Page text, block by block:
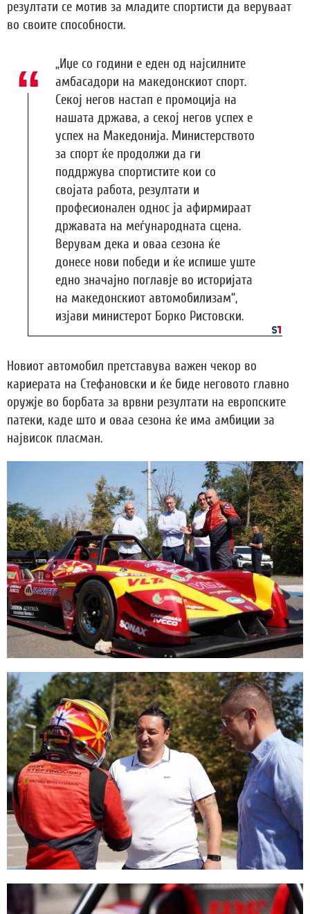
резултати се мотив за младите спортисти да веруваат
во своите способности.
„Иџе со години е еден од најсилните
амбасадори на македонскиот спорт.
Секој негов настап е промоција на
нашата држава, а секој негов успех е
успех на Македонија. Министерството
за спорт ќе продолжи да ги
поддржува спортистите кои со
својата работа, резултати и
професионален однос ја афирмираат
државата на меѓународната сцена.
Верувам дека и оваа сезона ќе
донесе нови победи и ќе испише уште
едно значајно поглавје во историјата
на македонскиот автомобилизам“,
изјави министерот Борко Ристовски.
Новиот автомобил претставува важен чекор во
кариерата на Стефановски и ќе биде неговото главно
оружје во борбата за врвни резултати на европските
патеки, каде што и оваа сезона ќе има амбиции за
највисок пласман.